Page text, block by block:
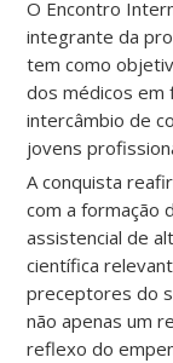
O Encontro
integrante da
tem como
dos médicos em
intercâmbio de
jovens
A conquista
com a formação
assistencial de
científica
preceptores do
não apenas um
reflexo do